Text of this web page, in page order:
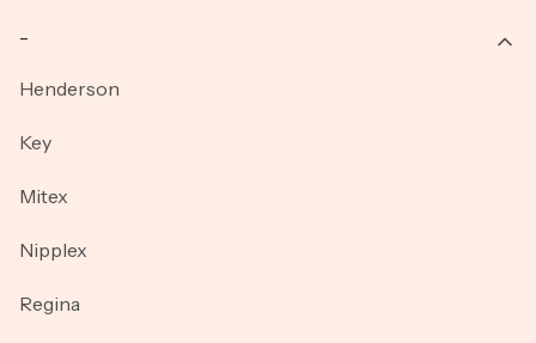
Henderson
Key
Mitex
Nipplex
Regina